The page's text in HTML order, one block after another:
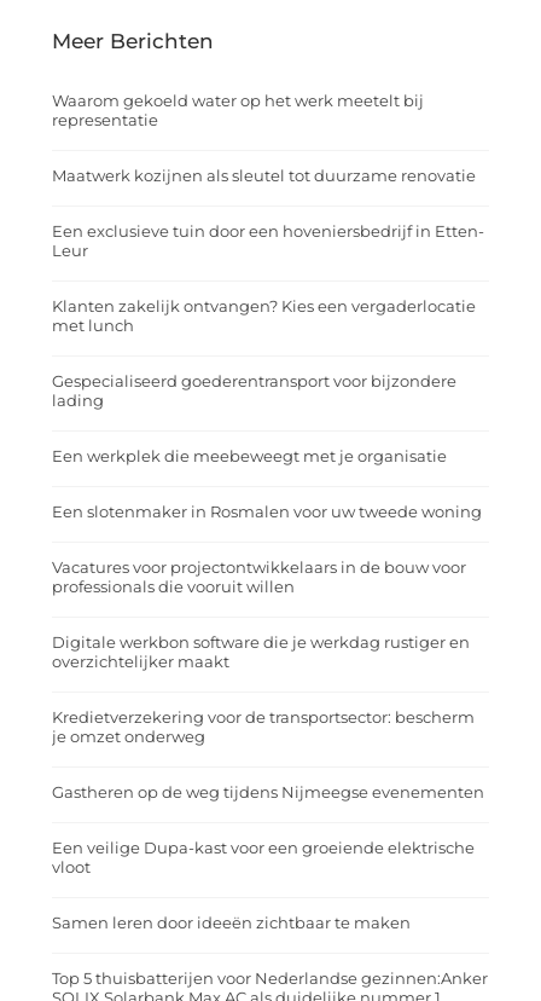
Meer Berichten
Waarom gekoeld water op het werk meetelt bij
representatie
Maatwerk kozijnen als sleutel tot duurzame renovatie
Een exclusieve tuin door een hoveniersbedrijf in Etten-
Leur
Klanten zakelijk ontvangen? Kies een vergaderlocatie
met lunch
Gespecialiseerd goederentransport voor bijzondere
lading
Een werkplek die meebeweegt met je organisatie
Een slotenmaker in Rosmalen voor uw tweede woning
Vacatures voor projectontwikkelaars in de bouw voor
professionals die vooruit willen
Digitale werkbon software die je werkdag rustiger en
overzichtelijker maakt
Kredietverzekering voor de transportsector: bescherm
je omzet onderweg
Gastheren op de weg tijdens Nijmeegse evenementen
Een veilige Dupa-kast voor een groeiende elektrische
vloot
Samen leren door ideeën zichtbaar te maken
Top 5 thuisbatterijen voor Nederlandse gezinnen:Anker